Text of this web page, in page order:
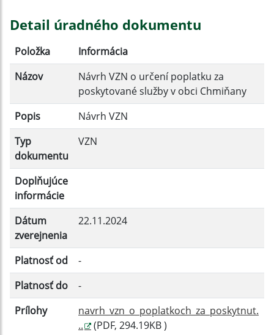
Dátum zverejnenia do:
Platnosť od:
Platnosť do:
Filtrovať
Detail úradného dokumentu
Položka
Informácia
Názov
Návrh VZN o určení poplatku za
poskytované služby v obci Chmiňany
Popis
Návrh VZN
Typ
dokumentu
VZN
Doplňujúce
informácie
Dátum
zverejnenia
22.11.2024
Platnosť od
-
Platnosť do
-
Prílohy
navrh_vzn_o_poplatkoch_za_poskytnut.
..
(PDF, 294.19KB )